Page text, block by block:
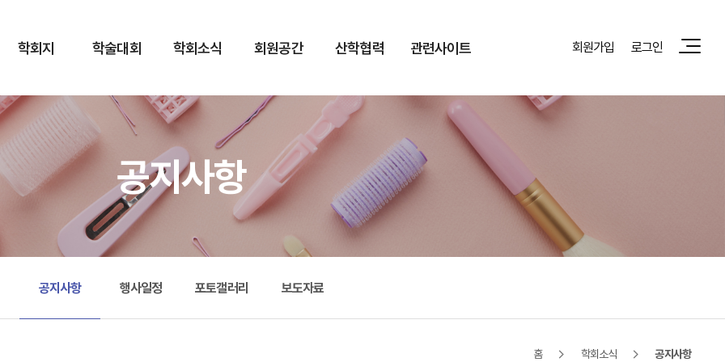
학회지 학술대회 학회소식 회원공간 산학협력 관련사이트 회원가입 로그인
공지사항
공지사항 행사일정 포토갤러리 보도자료
홈 학회소식 공지사항